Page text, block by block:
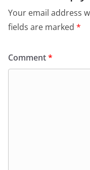
Your email address
fields are marked *
Comment*